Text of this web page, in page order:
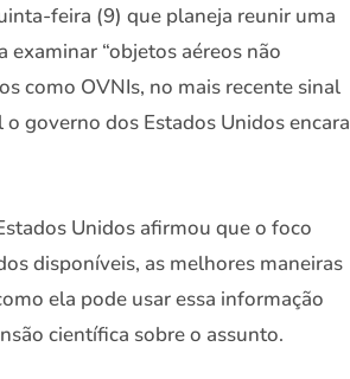
feira (9) que planeja reunir uma
examinar “objetos aéreos não
como OVNIs, no mais recente sinal
governo dos Estados Unidos encara
Unidos afirmou que o foco
disponíveis, as melhores maneiras
ela pode usar essa informação
científica sobre o assunto.